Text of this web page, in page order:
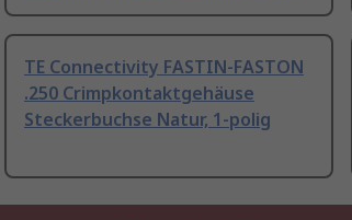
TE Connectivity FASTIN-FASTON
.250 Crimpkontaktgehäuse
Steckerbuchse Natur, 1-polig